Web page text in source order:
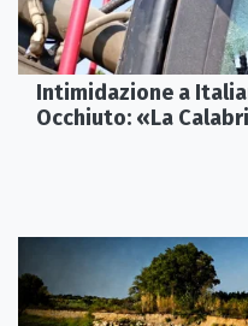
Intimidazione a
Occhiuto: «La